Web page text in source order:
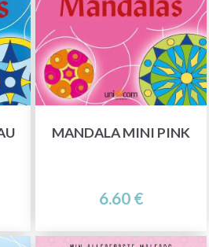
MANDALA MINI PINK
6.60 €